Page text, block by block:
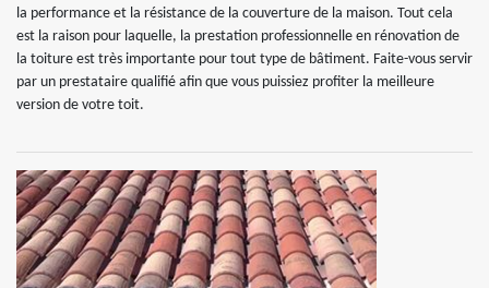
la performance et la résistance de la couverture de la maison. Tout cela
est la raison pour laquelle, la prestation professionnelle en rénovation de
la toiture est très importante pour tout type de bâtiment. Faite-vous servir
par un prestataire qualifié afin que vous puissiez profiter la meilleure
version de votre toit.